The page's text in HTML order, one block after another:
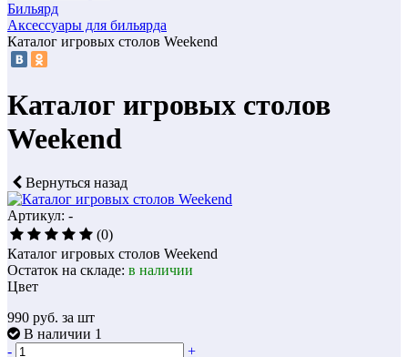
Бильярд
Аксессуары для бильярда
Каталог игровых столов Weekend
Каталог игровых столов
Weekend
Вернуться назад
Артикул: -
(0)
Каталог игровых столов Weekend
Остаток на складе: в наличии
Цвет
990 руб. за шт
В наличии 1
-
+